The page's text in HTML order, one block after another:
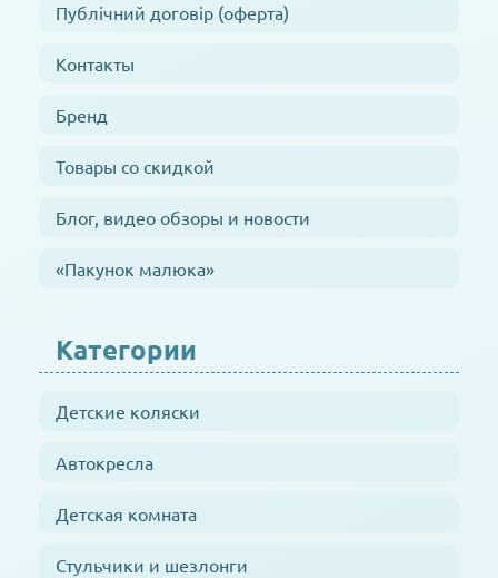
Публічний договір (оферта)
Контакты
Бренд
Товары со скидкой
Блог, видео обзоры и новости
«Пакунок малюка»
Категории
Детские коляски
Автокресла
Детская комната
Стульчики и шезлонги